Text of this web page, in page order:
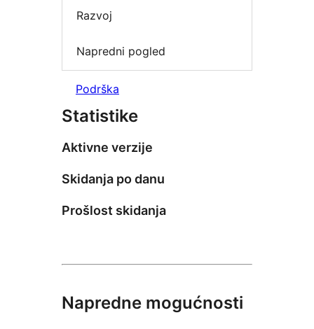
Razvoj
Napredni pogled
Podrška
Statistike
Aktivne verzije
Skidanja po danu
Prošlost skidanja
Napredne mogućnosti